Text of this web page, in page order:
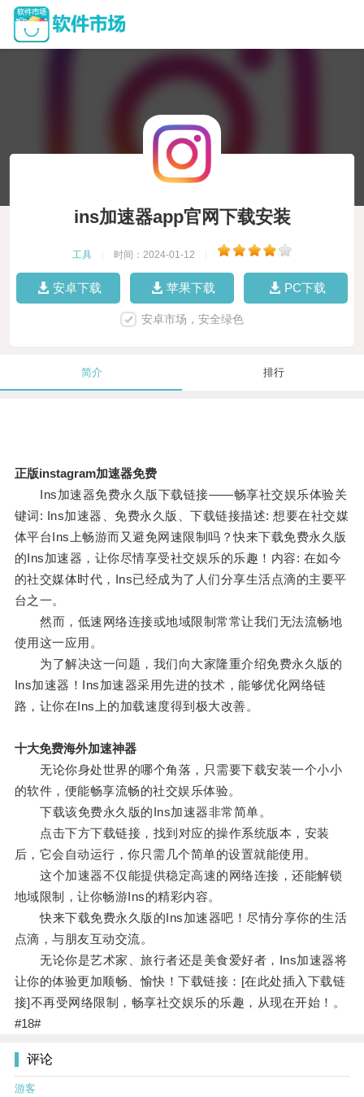
ins加速器app官网下载安装
工具 时间：2024-01-12
安卓下载 苹果下载 PC下载
安卓市场，安全绿色
简介 排行
正版instagram加速器免费
Ins加速器免费永久版下载链接——畅享社交娱乐体验关
键词: Ins加速器、免费永久版、下载链接描述: 想要在社交媒
体平台Ins上畅游而又避免网速限制吗？快来下载免费永久版
的Ins加速器，让你尽情享受社交娱乐的乐趣！内容: 在如今
的社交媒体时代，Ins已经成为了人们分享生活点滴的主要平
台之一。
然而，低速网络连接或地域限制常常让我们无法流畅地
使用这一应用。
为了解决这一问题，我们向大家隆重介绍免费永久版的
Ins加速器！Ins加速器采用先进的技术，能够优化网络链
路，让你在Ins上的加载速度得到极大改善。
十大免费海外加速神器
无论你身处世界的哪个角落，只需要下载安装一个小小
的软件，便能畅享流畅的社交娱乐体验。
下载该免费永久版的Ins加速器非常简单。
点击下方下载链接，找到对应的操作系统版本，安装
后，它会自动运行，你只需几个简单的设置就能使用。
这个加速器不仅能提供稳定高速的网络连接，还能解锁
地域限制，让你畅游Ins的精彩内容。
快来下载免费永久版的Ins加速器吧！尽情分享你的生活
点滴，与朋友互动交流。
无论你是艺术家、旅行者还是美食爱好者，Ins加速器将
让你的体验更加顺畅、愉快！下载链接：[在此处插入下载链
接]不再受网络限制，畅享社交娱乐的乐趣，从现在开始！。
#18#
评论
游客